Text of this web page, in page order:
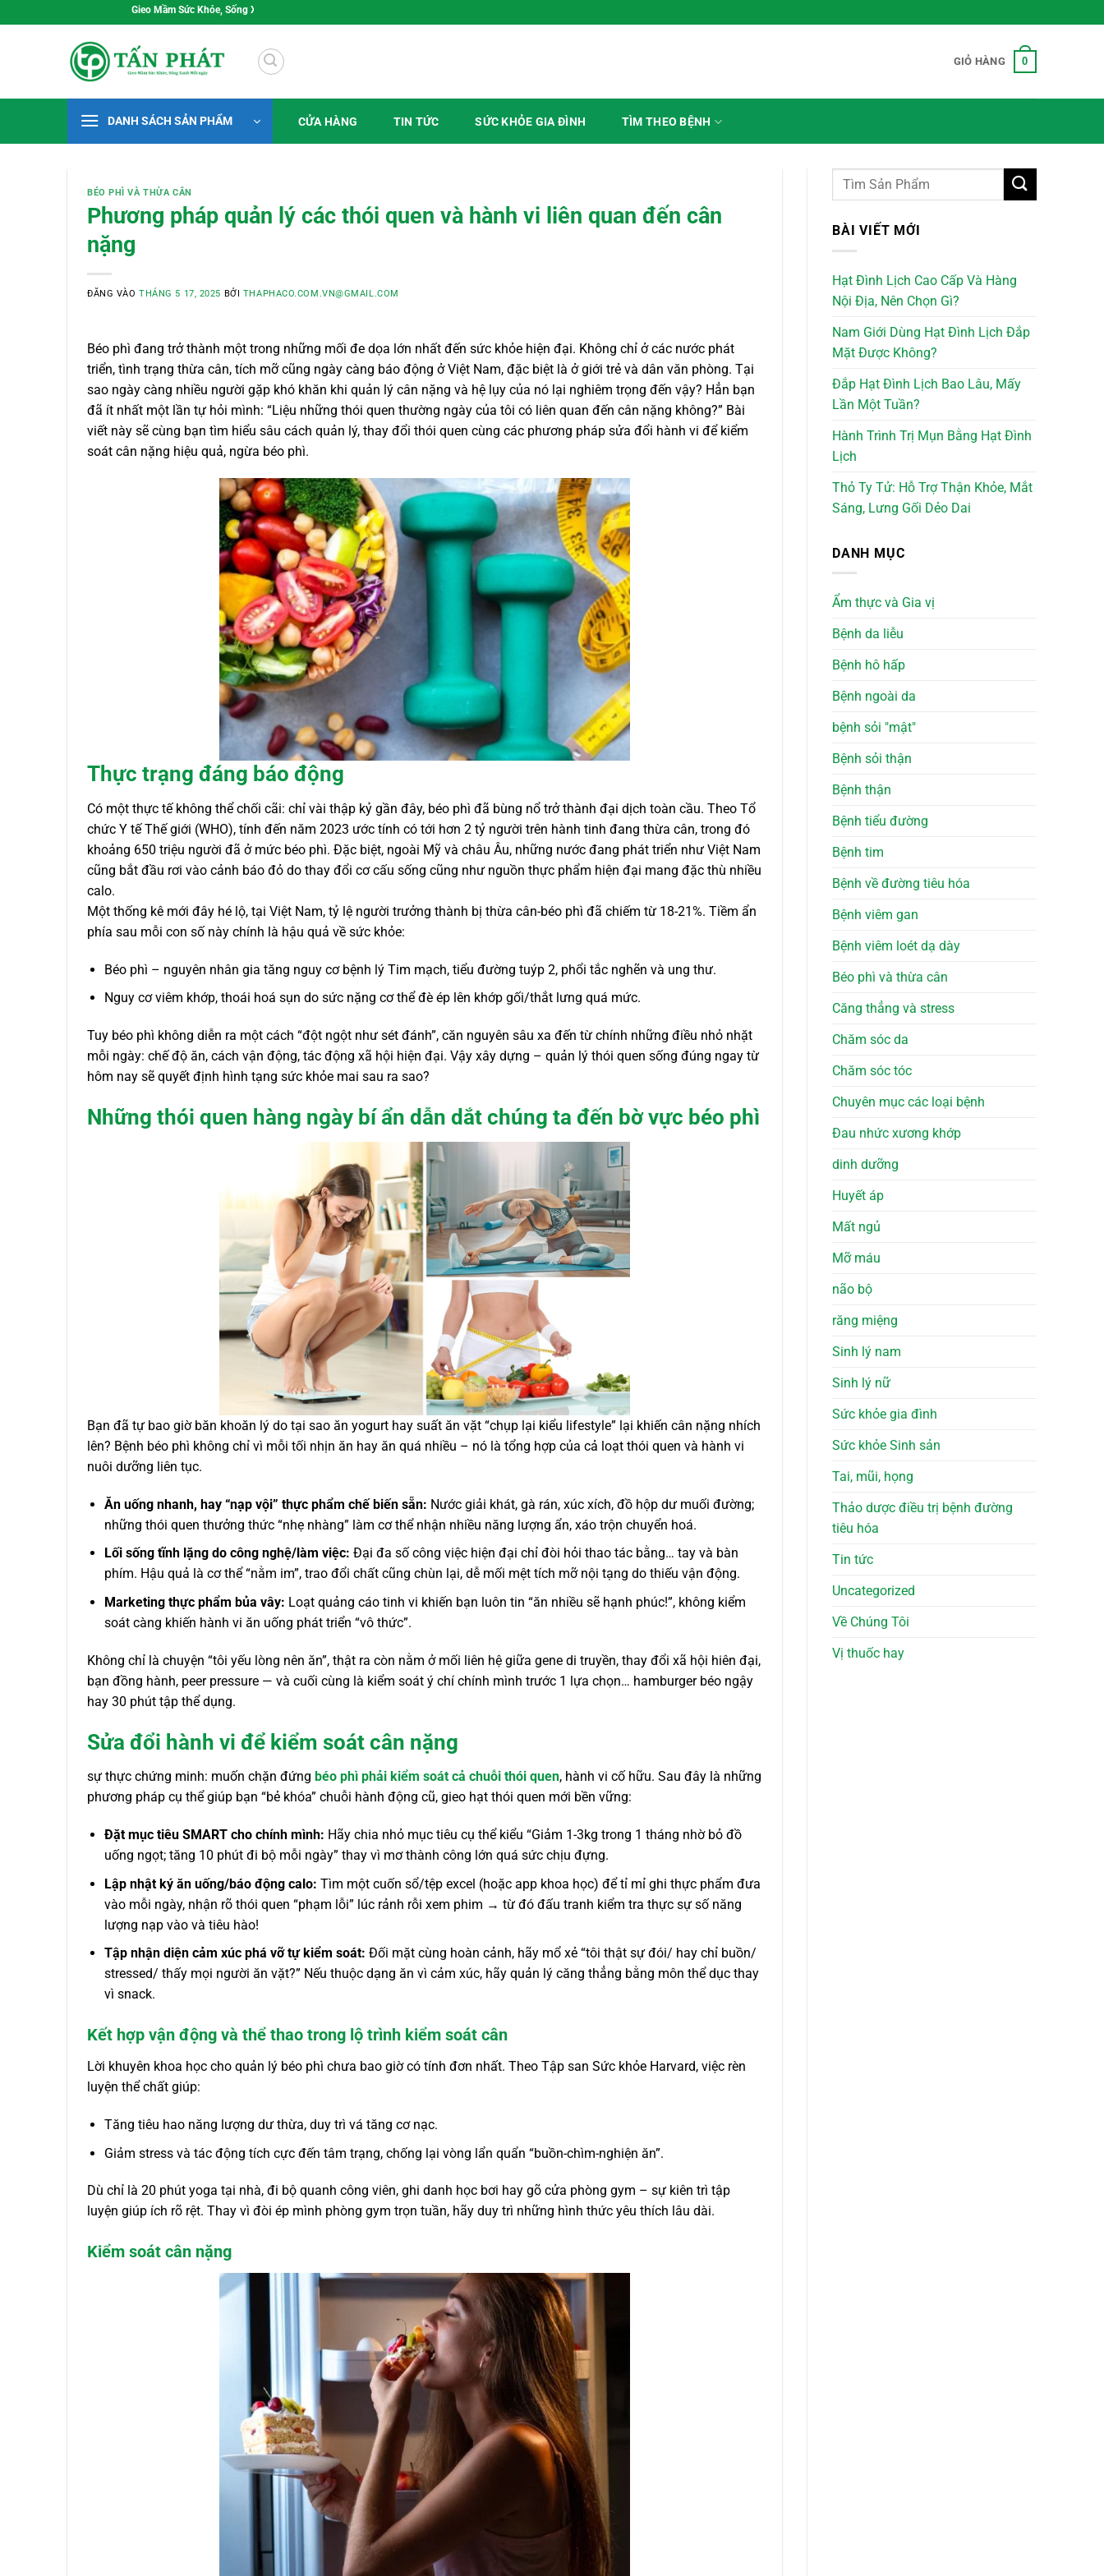
qua
Gieo Mầm Sức Khỏe, Sống Xanh Mỗi Ngày
GIỎ HÀNG 0
DANH SÁCH SẢN PHẨM CỬA HÀNG TIN TỨC SỨC KHỎE GIA ĐÌNH TÌM THEO BỆNH
BÉO PHÌ VÀ THỪA CÂN
Phương pháp quản lý các thói quen và hành vi liên quan đến cân
nặng
ĐĂNG VÀOTHÁNG 5 17, 2025 BỞI THAPHACO.COM.VN@GMAIL.COM
Béo phì đang trở thành một trong những mối đe dọa lớn nhất đến sức khỏe hiện đại. Không chỉ ở các nước phát
triển, tình trạng thừa cân, tích mỡ cũng ngày càng báo động ở Việt Nam, đặc biệt là ở giới trẻ và dân văn phòng. Tại
sao ngày càng nhiều người gặp khó khăn khi quản lý cân nặng và hệ lụy của nó lại nghiêm trọng đến vậy? Hẳn bạn
đã ít nhất một lần tự hỏi mình: “Liệu những thói quen thường ngày của tôi có liên quan đến cân nặng không?” Bài
viết này sẽ cùng bạn tìm hiểu sâu cách quản lý, thay đổi thói quen cùng các phương pháp sửa đổi hành vi để kiểm
soát cân nặng hiệu quả, ngừa béo phì.
Thực trạng đáng báo động
Có một thực tế không thể chối cãi: chỉ vài thập kỷ gần đây, béo phì đã bùng nổ trở thành đại dịch toàn cầu. Theo Tổ
chức Y tế Thế giới (WHO), tính đến năm 2023 ước tính có tới hơn 2 tỷ người trên hành tinh đang thừa cân, trong đó
khoảng 650 triệu người đã ở mức béo phì. Đặc biệt, ngoài Mỹ và châu Âu, những nước đang phát triển như Việt Nam
cũng bắt đầu rơi vào cảnh báo đỏ do thay đổi cơ cấu sống cũng như nguồn thực phẩm hiện đại mang đặc thù nhiều
calo.
Một thống kê mới đây hé lộ, tại Việt Nam, tỷ lệ người trưởng thành bị thừa cân-béo phì đã chiếm từ 18-21%. Tiềm ẩn
phía sau mỗi con số này chính là hậu quả về sức khỏe:
Béo phì – nguyên nhân gia tăng nguy cơ bệnh lý Tim mạch, tiểu đường tuýp 2, phổi tắc nghẽn và ung thư.
Nguy cơ viêm khớp, thoái hoá sụn do sức nặng cơ thể đè ép lên khớp gối/thắt lưng quá mức.
Tuy béo phì không diễn ra một cách “đột ngột như sét đánh”, căn nguyên sâu xa đến từ chính những điều nhỏ nhặt
mỗi ngày: chế độ ăn, cách vận động, tác động xã hội hiện đại. Vậy xây dựng – quản lý thói quen sống đúng ngay từ
hôm nay sẽ quyết định hình tạng sức khỏe mai sau ra sao?
Những thói quen hàng ngày bí ẩn dẫn dắt chúng ta đến bờ vực béo phì
Bạn đã tự bao giờ băn khoăn lý do tại sao ăn yogurt hay suất ăn vặt “chụp lại kiểu lifestyle” lại khiến cân nặng nhích
lên? Bệnh béo phì không chỉ vì mỗi tối nhịn ăn hay ăn quá nhiều – nó là tổng hợp của cả loạt thói quen và hành vi
nuôi dưỡng liên tục.
Ăn uống nhanh, hay “nạp vội” thực phẩm chế biến sẵn: Nước giải khát, gà rán, xúc xích, đồ hộp dư muối đường;
những thói quen thưởng thức “nhẹ nhàng” làm cơ thể nhận nhiều năng lượng ẩn, xáo trộn chuyển hoá.
Lối sống tĩnh lặng do công nghệ/làm việc: Đại đa số công việc hiện đại chỉ đòi hỏi thao tác bằng… tay và bàn
phím. Hậu quả là cơ thể “nằm im”, trao đổi chất cũng chùn lại, dễ mối mệt tích mỡ nội tạng do thiếu vận động.
Marketing thực phẩm bủa vây: Loạt quảng cáo tinh vi khiến bạn luôn tin “ăn nhiều sẽ hạnh phúc!”, không kiểm
soát càng khiến hành vi ăn uống phát triển “vô thức”.
Không chỉ là chuyện “tôi yếu lòng nên ăn”, thật ra còn nằm ở mối liên hệ giữa gene di truyền, thay đổi xã hội hiên đại,
bạn đồng hành, peer pressure — và cuối cùng là kiểm soát ý chí chính mình trước 1 lựa chọn… hamburger béo ngậy
hay 30 phút tập thể dụng.
Sửa đổi hành vi để kiểm soát cân nặng
sự thực chứng minh: muốn chặn đứng béo phì phải kiểm soát cả chuỗi thói quen, hành vi cố hữu. Sau đây là những
phương pháp cụ thể giúp bạn “bẻ khóa” chuỗi hành động cũ, gieo hạt thói quen mới bền vững:
Đặt mục tiêu SMART cho chính mình: Hãy chia nhỏ mục tiêu cụ thể kiểu “Giảm 1-3kg trong 1 tháng nhờ bỏ đồ
uống ngọt; tăng 10 phút đi bộ mỗi ngày” thay vì mơ thành công lớn quá sức chịu đựng.
Lập nhật ký ăn uống/báo động calo: Tìm một cuốn sổ/tệp excel (hoặc app khoa học) để tỉ mỉ ghi thực phẩm đưa
vào mỗi ngày, nhận rõ thói quen “phạm lỗi” lúc rảnh rỗi xem phim → từ đó đấu tranh kiểm tra thực sự số năng
lượng nạp vào và tiêu hào!
Tập nhận diện cảm xúc phá vỡ tự kiểm soát: Đối mặt cùng hoàn cảnh, hãy mổ xẻ “tôi thật sự đói/ hay chỉ buồn/
stres­sed/ thấy mọi người ăn vặt?” Nếu thuộc dạng ăn vì cảm xúc, hãy quản lý căng thẳng bằng môn thể dục thay
vì snack.
Kết hợp vận động và thể thao trong lộ trình kiểm soát cân
Lời khuyên khoa học cho quản lý béo phì chưa bao giờ có tính đơn nhất. Theo Tập san Sức khỏe Harvard, việc rèn
luyện thể chất giúp:
Tăng tiêu hao năng lượng dư thừa, duy trì vá tăng cơ nạc.
Giảm stress và tác động tích cực đến tâm trạng, chống lại vòng lẩn quẩn “buồn-chìm-nghiện ăn”.
Dù chỉ là 20 phút yoga tại nhà, đi bộ quanh công viên, ghi danh học bơi hay gõ cửa phòng gym – sự kiên trì tập
luyện giúp ích rõ rệt. Thay vì đòi ép mình phòng gym trọn tuần, hãy duy trì những hình thức yêu thích lâu dài.
Kiểm soát cân nặng
BÀI VIẾT MỚI
Hạt Đình Lịch Cao Cấp Và Hàng
Nội Địa, Nên Chọn Gì?
Nam Giới Dùng Hạt Đình Lịch Đắp
Mặt Được Không?
Đắp Hạt Đình Lịch Bao Lâu, Mấy
Lần Một Tuần?
Hành Trình Trị Mụn Bằng Hạt Đình
Lịch
Thỏ Ty Tử: Hỗ Trợ Thận Khỏe, Mắt
Sáng, Lưng Gối Dẻo Dai
DANH MỤC
Ẩm thực và Gia vị
Bệnh da liễu
Bệnh hô hấp
Bệnh ngoài da
bệnh sỏi "mật"
Bệnh sỏi thận
Bệnh thận
Bệnh tiểu đường
Bệnh tim
Bệnh về đường tiêu hóa
Bệnh viêm gan
Bệnh viêm loét dạ dày
Béo phì và thừa cân
Căng thẳng và stress
Chăm sóc da
Chăm sóc tóc
Chuyên mục các loại bệnh
Đau nhức xương khớp
dinh dưỡng
Huyết áp
Mất ngủ
Mỡ máu
não bộ
răng miệng
Sinh lý nam
Sinh lý nữ
Sức khỏe gia đình
Sức khỏe Sinh sản
Tai, mũi, họng
Thảo dược điều trị bệnh đường
tiêu hóa
Tin tức
Uncategorized
Về Chúng Tôi
Vị thuốc hay